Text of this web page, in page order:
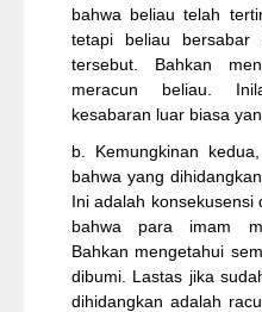
bahwa beliau telah
tetapi beliau bersabar
tersebut. Bahkan
meracun beliau.
kesabaran luar biasa
b. Kemungkinan
bahwa yang
Ini adalah konsekusensi
bahwa para imam
Bahkan mengetahui
dibumi. Lastas jika
dihidangkan adalah